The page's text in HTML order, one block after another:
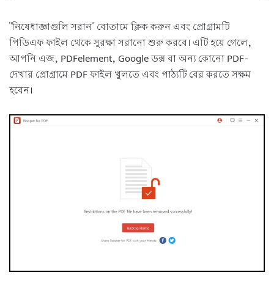
"নিষেধাজ্ঞাগুলি সরান" বোতামে ক্লিক করুন এবং প্রোগ্রামটি
পিডিএফ ফাইল থেকে সুরক্ষা সরানো শুরু করবে। এটি হয়ে গেলে,
আপনি এজ, PDFelement, Google ডক্স বা অন্য কোনো PDF-
দেখার প্রোগ্রামে PDF ফাইল খুলতে এবং পাঠ্যটি বের করতে সক্ষম
হবেন।